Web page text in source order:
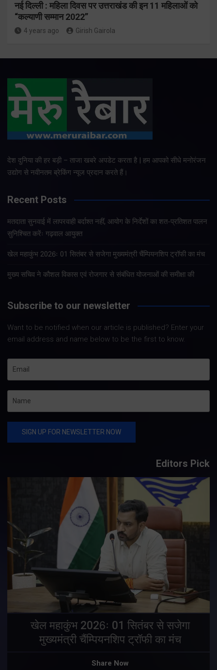
नई दिल्ली : महिला दिवस पर उत्तराखंड की इन 11 महिलाओं को
“कल्याणी सम्मान 2022”
4 years ago Girish Gairola
देश दुनिया की हर बड़ी – ताजा खबरे अपडेट करता है | हम आपको सीधे मनोरंजन
उद्योग से नवीनतम ब्रेकिंग न्यूज प्रदान करते हैं।
Recent Posts
मतदाता सुनवाई में लापरवाही बर्दाश्त नहीं, आयोग के निर्देशों का शत-प्रतिशत पालन
सुनिश्चित करेंः गढ़वाल आयुक्त
खेल महाकुंभ 2026ः 01 सितंबर से सजेगा मुख्यमंत्री चैंम्पियनशिप ट्रॉफी का मंच
मुख्य सचिव ने कौशल विकास एवं रोजगार से संबंधित योजनाओं की समीक्षा की
Subscribe to our newsletter
Want to be notified when our article is published? Enter your
email address and name below to be the first to know.
Editors Pick
खेल महाकुंभ 2026ः 01 सितंबर से सजेगा
मुख्यमंत्री चैंम्पियनशिप ट्रॉफी का मंच
Share Now